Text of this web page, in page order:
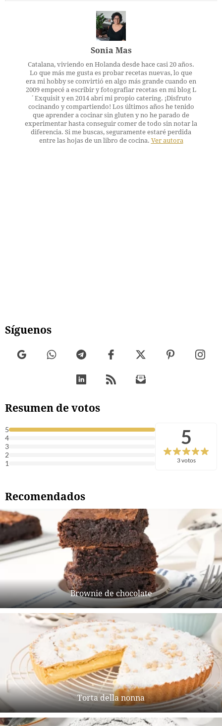
Sonia Mas
Catalana, viviendo en Holanda desde hace casi 20 años.
Lo que más me gusta es probar recetas nuevas, lo que
era mi hobby se convirtió en algo más grande cuando en
2009 empecé a escribir y fotografiar recetas en mi blog L
´Exquisit y en 2014 abrí mi propio catering. ¡Disfruto
cocinando y compartiendo! Los últimos años he tenido
que aprender a cocinar sin gluten y no he parado de
experimentar hasta conseguir comer de todo sin notar la
diferencia. Si me buscas, seguramente estaré perdida
entre las hojas de un libro de cocina. Ver autora
Síguenos
Resumen de votos
5
4
3
2
1
5
3 votos
Recomendados
Brownie de chocolate
Torta della nonna